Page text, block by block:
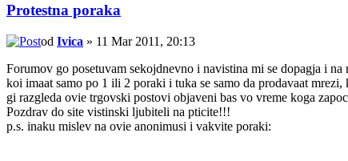
Protestna poraka
od Ivica » 11 Mar 2011, 20:13
Forumov go posetuvam sekojdnevno i navistina mi se dopagja i
koi imaat samo po 1 ili 2 poraki i tuka se samo da prodavaat
gi razgleda ovie trgovski postovi objaveni bas vo vreme koga
Pozdrav do site vistinski ljubiteli na pticite!!!
p.s. inaku mislev na ovie anonimusi i vakvite poraki: